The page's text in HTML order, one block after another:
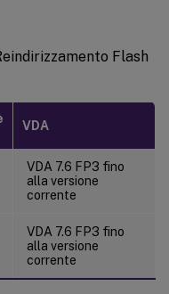
Flash
VDA
VDA 7.6 FP3 fino
alla versione
corrente
VDA 7.6 FP3 fino
alla versione
corrente